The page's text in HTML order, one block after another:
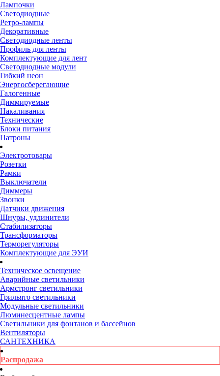
Лампочки
Светодиодные
Ретро-лампы
Декоративные
Светодиодные ленты
Профиль для ленты
Комплектующие для лент
Светодиодные модули
Гибкий неон
Энергосберегающие
Галогенные
Диммируемые
Накаливания
Технические
Блоки питания
Патроны
Электротовары
Розетки
Рамки
Выключатели
Диммеры
Звонки
Датчики движения
Шнуры, удлинители
Стабилизаторы
Трансформаторы
Терморегуляторы
Комплектующие для ЭУИ
Техническое освещение
Аварийные светильники
Армстронг светильники
Грильято светильники
Модульные светильники
Люминесцентные лампы
Светильники для фонтанов и бассейнов
Вентиляторы
САНТЕХНИКА
Распродажа